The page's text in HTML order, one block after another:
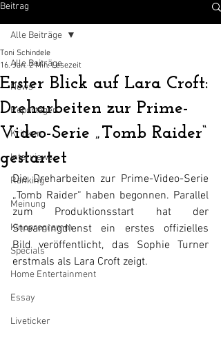
Beitrag
Alle Beiträge
News
Reportagen
Kritiken
Interviews
Ranking
Meinung
Kinoprogramm
Specials
Home Entertainment
Essay
Liveticker
Alle Beiträge
Erster Blick auf Lara Croft:
Dreharbeiten zur Prime-
Video-Serie „Tomb Raider“
gestartet
Toni Schindele
16. Jan. 2 Min. Lesezeit
Die Dreharbeiten zur Prime-Video-Serie
„Tomb Raider“ haben begonnen. Parallel
zum Produktionsstart hat der
Streamingdienst ein erstes offizielles
Bild veröffentlicht, das Sophie Turner
erstmals als Lara Croft zeigt.